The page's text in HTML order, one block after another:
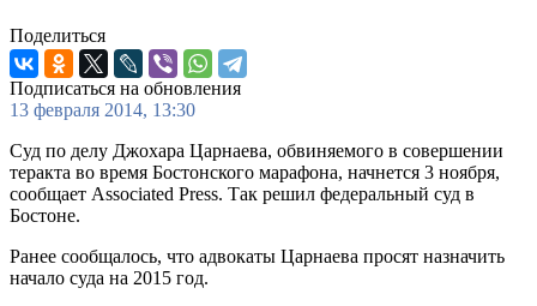
Поделиться
Подписаться на обновления
13 февраля 2014, 13:30
Суд по делу Джохара Царнаева, обвиняемого в совершении
теракта во время Бостонского марафона, начнется 3 ноября,
сообщает Associated Press. Так решил федеральный суд в
Бостоне.
Ранее сообщалось, что адвокаты Царнаева просят назначить
начало суда на 2015 год.